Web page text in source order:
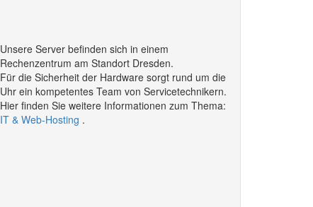
Unsere Server befinden sich in einem
Rechenzentrum am Standort Dresden.
Für die Sicherheit der Hardware sorgt rund um die
Uhr ein kompetentes Team von Servicetechnikern.
Hier finden Sie weitere Informationen zum Thema:
IT & Web-Hosting .